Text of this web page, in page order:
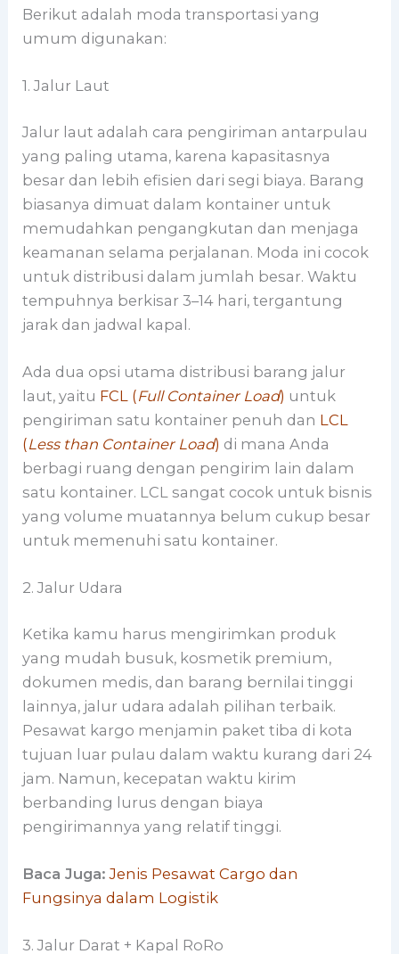
Berikut adalah moda transportasi yang
umum digunakan:
1. Jalur Laut
Jalur laut adalah cara pengiriman antarpulau
yang paling utama, karena kapasitasnya
besar dan lebih efisien dari segi biaya. Barang
biasanya dimuat dalam kontainer untuk
memudahkan pengangkutan dan menjaga
keamanan selama perjalanan. Moda ini cocok
untuk distribusi dalam jumlah besar. Waktu
tempuhnya berkisar 3–14 hari, tergantung
jarak dan jadwal kapal.
Ada dua opsi utama distribusi barang jalur
laut, yaitu FCL (Full Container Load) untuk
pengiriman satu kontainer penuh dan LCL
(Less than Container Load) di mana Anda
berbagi ruang dengan pengirim lain dalam
satu kontainer. LCL sangat cocok untuk bisnis
yang volume muatannya belum cukup besar
untuk memenuhi satu kontainer.
2. Jalur Udara
Ketika kamu harus mengirimkan produk
yang mudah busuk, kosmetik premium,
dokumen medis, dan barang bernilai tinggi
lainnya, jalur udara adalah pilihan terbaik.
Pesawat kargo menjamin paket tiba di kota
tujuan luar pulau dalam waktu kurang dari 24
jam. Namun, kecepatan waktu kirim
berbanding lurus dengan biaya
pengirimannya yang relatif tinggi.
Baca Juga: Jenis Pesawat Cargo dan
Fungsinya dalam Logistik
3. Jalur Darat + Kapal RoRo